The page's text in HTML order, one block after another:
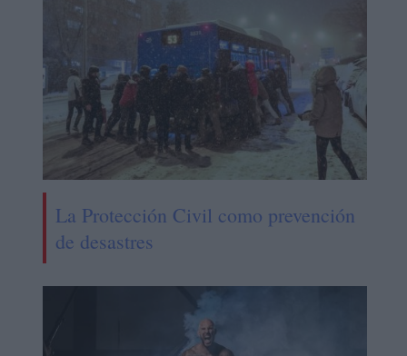
La Protección Civil como prevención
de desastres